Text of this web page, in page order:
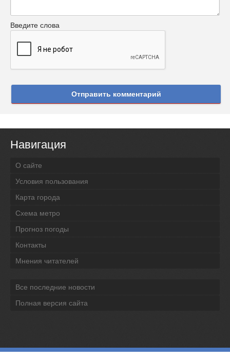
Введите слова
Отправить комментарий
Навигация
О сайте
Условия пользования
Карта города
Схема метро
Прогноз погоды
Контакты
Мнения читателей
Все последние новости
Полная версия сайта